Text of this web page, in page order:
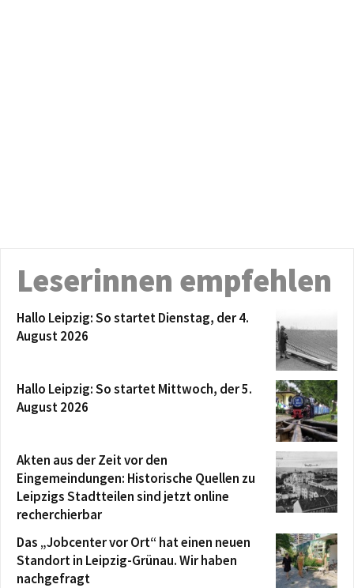
Leserinnen empfehlen
Hallo Leipzig: So startet Dienstag, der 4.
August 2026
Hallo Leipzig: So startet Mittwoch, der 5.
August 2026
Akten aus der Zeit vor den
Eingemeindungen: Historische Quellen zu
Leipzigs Stadtteilen sind jetzt online
recherchierbar
Das „Jobcenter vor Ort“ hat einen neuen
Standort in Leipzig-Grünau. Wir haben
nachgefragt